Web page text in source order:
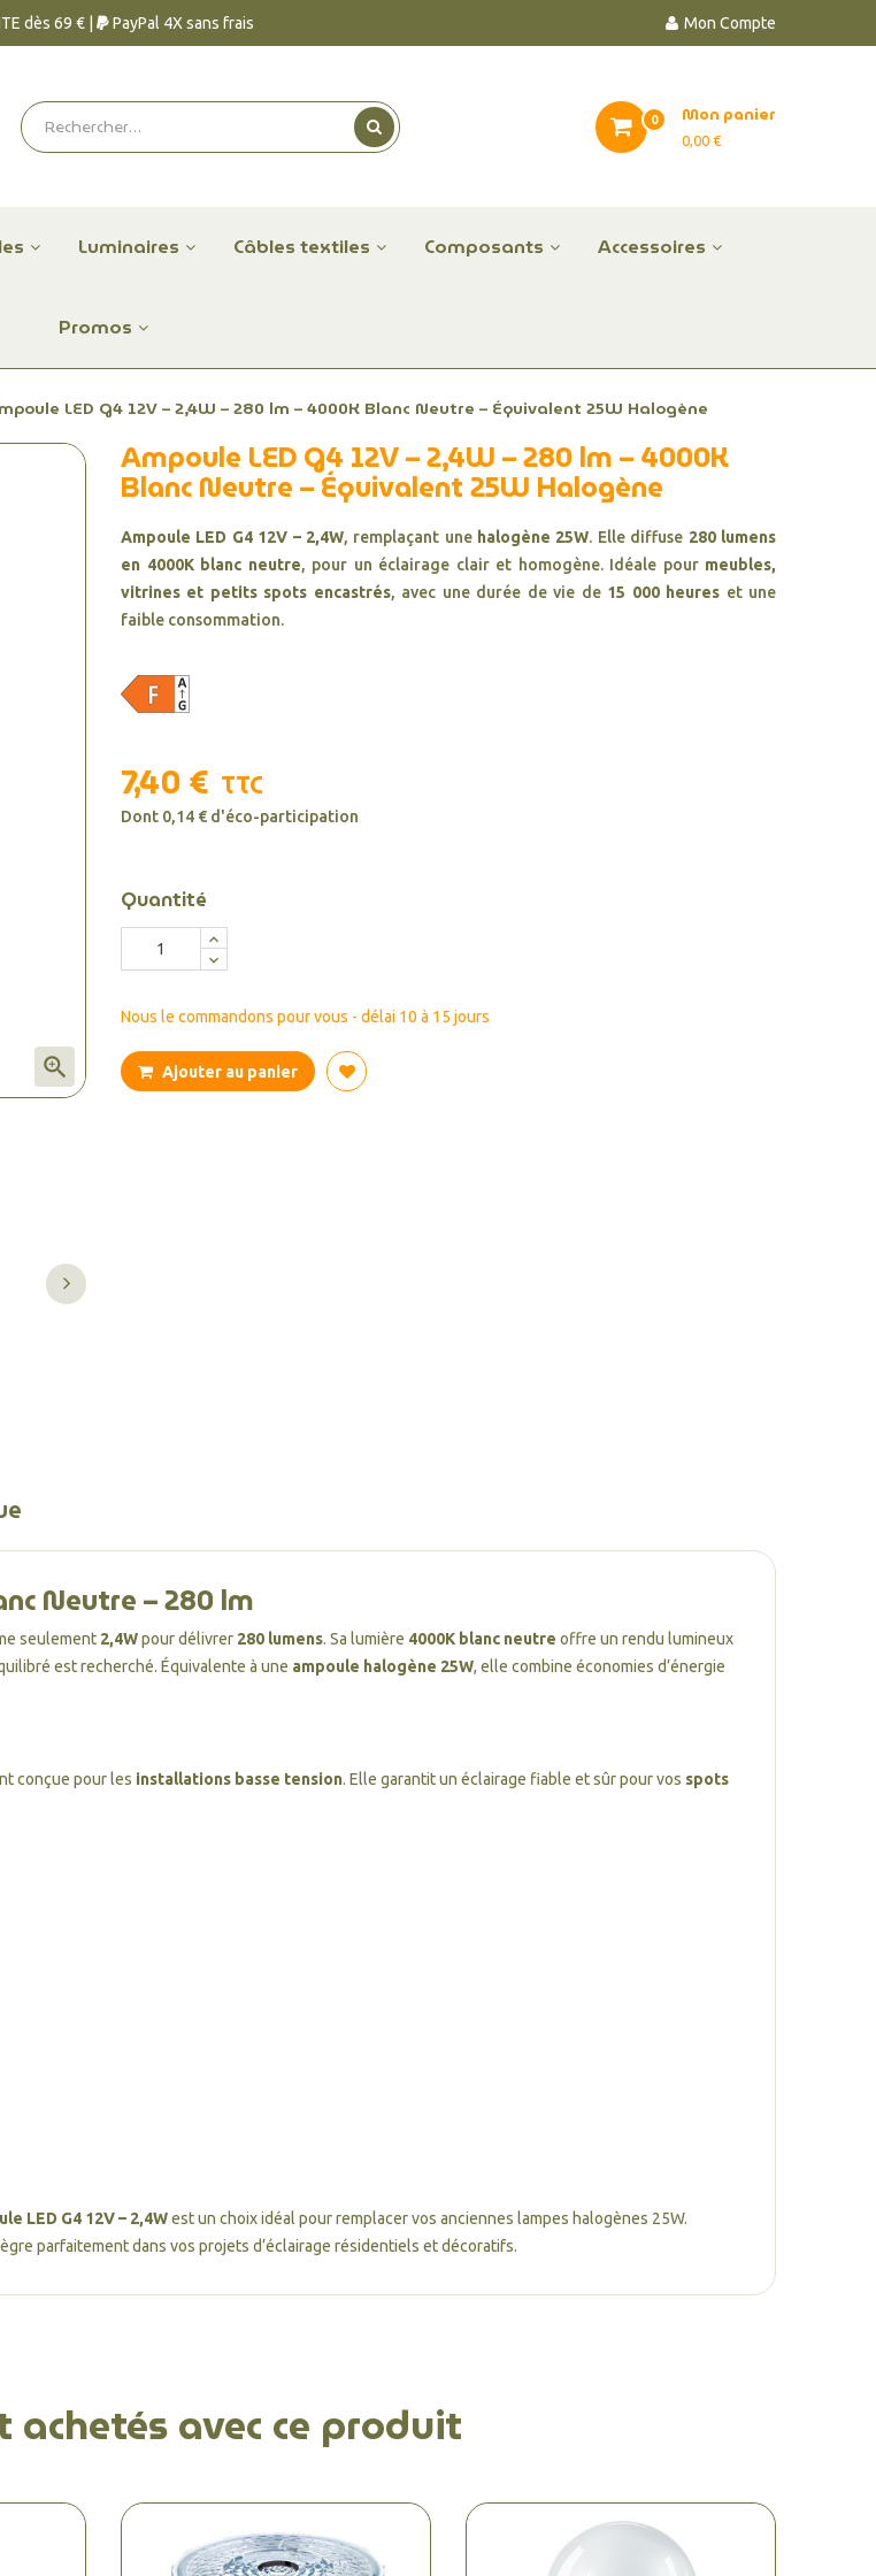
Mon Compte
dès 69 € | PayPal 4X sans frais
Mon panier
0,00 €
0
Luminaires Câbles textiles Composants Accessoires
Promos
LED G4 12V – 2,4W – 280 lm – 4000K Blanc Neutre – Équivalent 25W Halogène

Ampoule LED G4 12V – 2,4W – 280 lm – 4000K
Blanc Neutre – Équivalent 25W Halogène
Ampoule LED G4 12V – 2,4W, remplaçant une halogène 25W. Elle diffuse 280 lumens
en 4000K blanc neutre, pour un éclairage clair et homogène. Idéale pour meubles,
vitrines et petits spots encastrés, avec une durée de vie de 15 000 heures et une
faible consommation.
7,40 € TTC
Dont 0,14 € d'éco-participation
Quantité
Nous le commandons pour vous - délai 10 à 15 jours
Ajouter au panier
Neutre – 280 lm
seulement 2,4Wpour délivrer 280 lumens. Sa lumière 4000K blanc neutre offre un rendu lumineux
est recherché. Équivalente à une ampoule halogène 25W, elle combine économies d’énergie
conçue pour les installations basse tension. Elle garantit un éclairage fiable et sûr pour vos spots
LED G4 12V – 2,4West un choix idéal pour remplacer vos anciennes lampes halogènes 25W.
parfaitement dans vos projets d’éclairage résidentiels et décoratifs.
achetés avec ce produit